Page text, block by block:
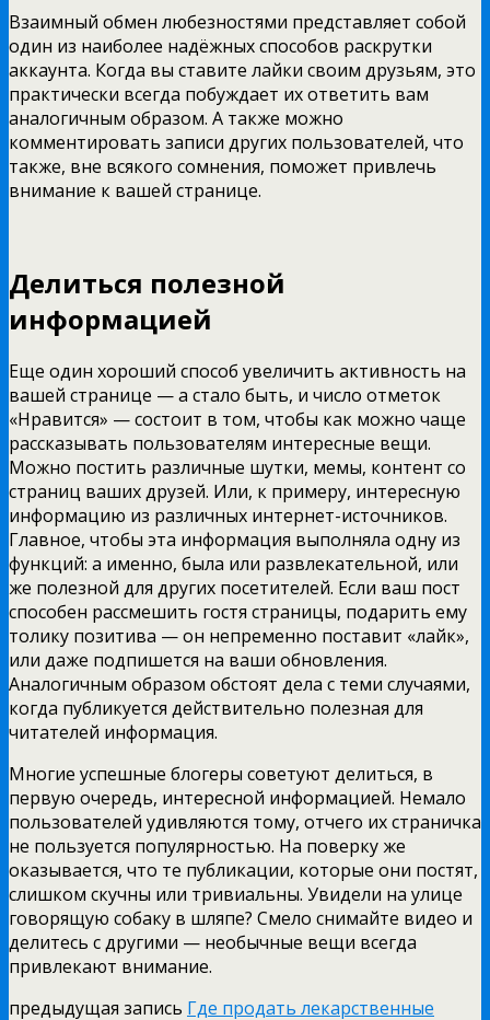
Взаимный обмен любезностями представляет собой
один из наиболее надёжных способов раскрутки
аккаунта. Когда вы ставите лайки своим друзьям, это
практически всегда побуждает их ответить вам
аналогичным образом. А также можно
комментировать записи других пользователей, что
также, вне всякого сомнения, поможет привлечь
внимание к вашей странице.
Делиться полезной
информацией
Еще один хороший способ увеличить активность на
вашей странице — а стало быть, и число отметок
«Нравится» — состоит в том, чтобы как можно чаще
рассказывать пользователям интересные вещи.
Можно постить различные шутки, мемы, контент со
страниц ваших друзей. Или, к примеру, интересную
информацию из различных интернет-источников.
Главное, чтобы эта информация выполняла одну из
функций: а именно, была или развлекательной, или
же полезной для других посетителей. Если ваш пост
способен рассмешить гостя страницы, подарить ему
толику позитива — он непременно поставит «лайк»,
или даже подпишется на ваши обновления.
Аналогичным образом обстоят дела с теми случаями,
когда публикуется действительно полезная для
читателей информация.
Многие успешные блогеры советуют делиться, в
первую очередь, интересной информацией. Немало
пользователей удивляются тому, отчего их страничка
не пользуется популярностью. На поверку же
оказывается, что те публикации, которые они постят,
слишком скучны или тривиальны. Увидели на улице
говорящую собаку в шляпе? Смело снимайте видео и
делитесь с другими — необычные вещи всегда
привлекают внимание.
предыдущая запись Где продать лекарственные